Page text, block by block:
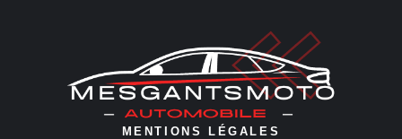
MENTIONS LÉGALES